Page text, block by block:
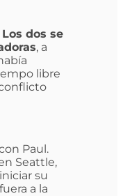
Los dos se
, a
libre
Paul.
Seattle,
su
a la